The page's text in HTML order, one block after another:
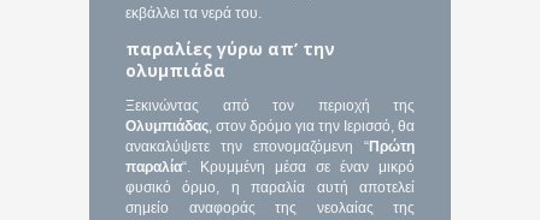
εκβάλλει τα νερά του.
παραλίες γύρω απ’ την
ολυμπιάδα
Ξεκινώντας από τον περιοχή της
Ολυμπιάδας, στον δρόμο για την Ιερισσό, θα
ανακαλύψετε την επονομαζόμενη “Πρώτη
παραλία“. Κρυμμένη μέσα σε έναν μικρό
φυσικό όρμο, η παραλία αυτή αποτελεί
σημείο αναφοράς της νεολαίας της